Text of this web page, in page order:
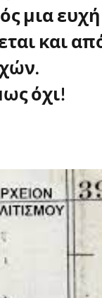
μια ευχή
και
όχι!